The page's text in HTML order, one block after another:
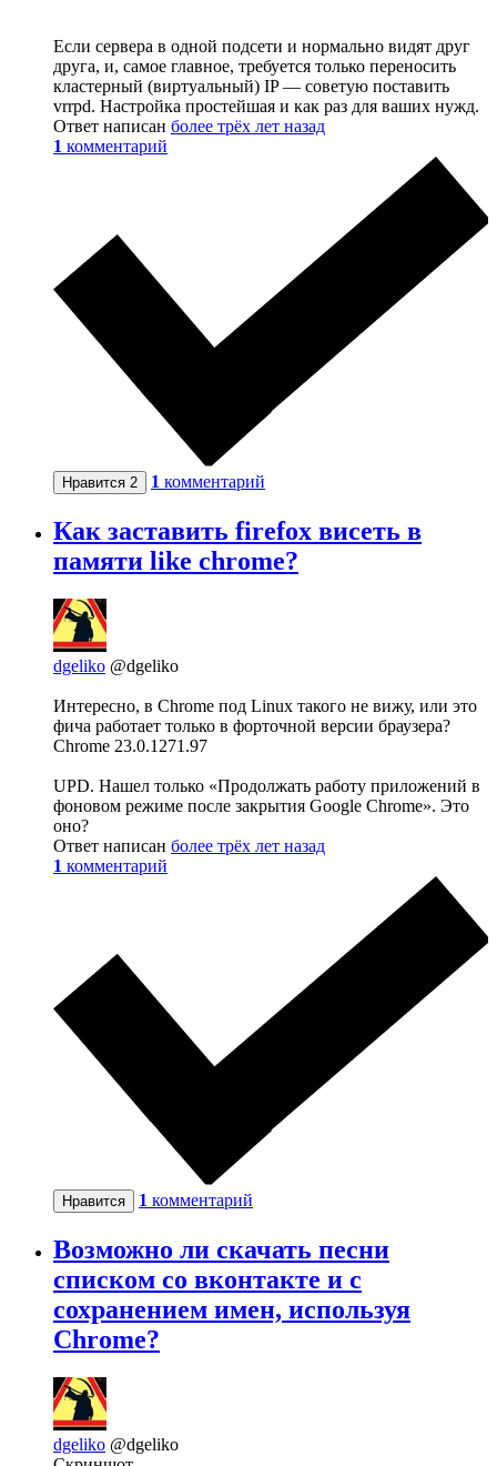
Если сервера в одной подсети и нормально видят друг
друга, и, самое главное, требуется только переносить
кластерный (виртуальный) IP — советую поставить
vrrpd. Настройка простейшая и как раз для ваших нужд.
Ответ написан более трёх лет назад
1 комментарий
Нравится 2 1 комментарий
Как заставить firefox висеть в
памяти like chrome?
dgeliko @dgeliko
Интересно, в Chrome под Linux такого не вижу, или это
фича работает только в форточной версии браузера?
Chrome 23.0.1271.97
UPD. Нашел только «Продолжать работу приложений в
фоновом режиме после закрытия Google Chrome». Это
оно?
Ответ написан более трёх лет назад
1 комментарий
Нравится 1 комментарий
Возможно ли скачать песни
списком со вконтакте и с
сохранением имен, используя
Chrome?
dgeliko @dgeliko